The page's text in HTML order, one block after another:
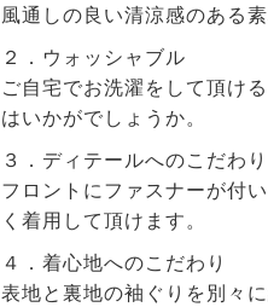
風通しの良い清涼感のある
２．ウォッシャブル
ご自宅でお洗濯をして頂け
はいかがでしょうか。
３．ディテールへのこだわり
フロントにファスナーが付
く着用して頂けます。
４．着心地へのこだわり
表地と裏地の袖ぐりを別々